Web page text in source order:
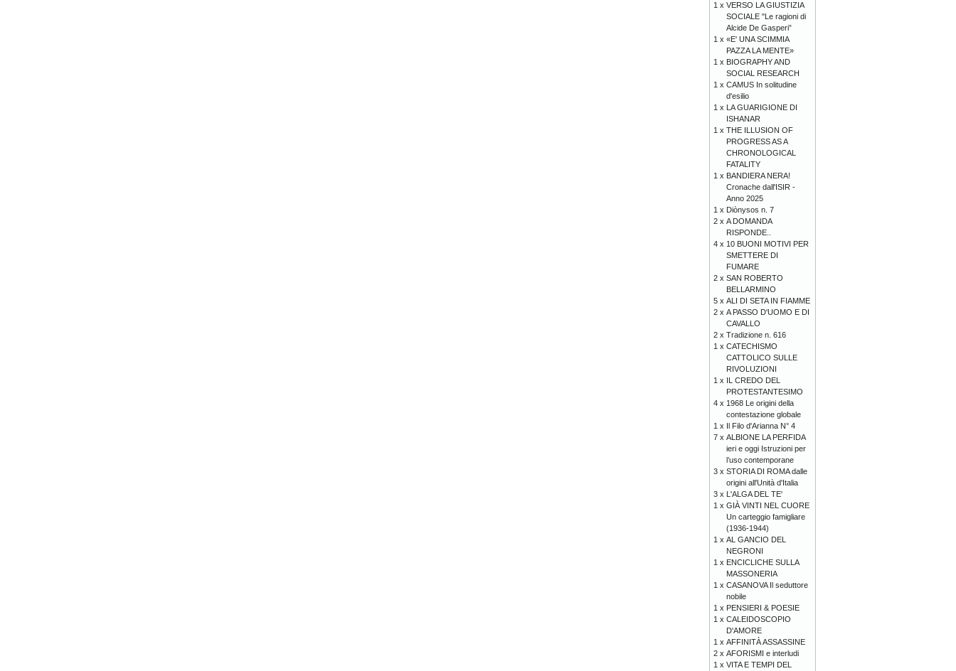
1 x VERSO LA GIUSTIZIA
SOCIALE "Le ragioni di
Alcide De Gasperi”
1 x «E' UNA SCIMMIA
PAZZA LA MENTE»
1 x BIOGRAPHY AND
SOCIAL RESEARCH
1 x CAMUS In solitudine
d'esilio
1 x LA GUARIGIONE DI
ISHANAR
1 x THE ILLUSION OF
PROGRESS AS A
CHRONOLOGICAL
FATALITY
1 x BANDIERA NERA!
Cronache dall'ISIR -
Anno 2025
1 x Diònysos n. 7
2 x A DOMANDA
RISPONDE..
4 x 10 BUONI MOTIVI PER
SMETTERE DI
FUMARE
2 x SAN ROBERTO
BELLARMINO
5 x ALI DI SETA IN FIAMME
2 x A PASSO D'UOMO E DI
CAVALLO
2 x Tradizione n. 616
1 x CATECHISMO
CATTOLICO SULLE
RIVOLUZIONI
1 x IL CREDO DEL
PROTESTANTESIMO
4 x 1968 Le origini della
contestazione globale
1 x Il Filo d'Arianna N° 4
7 x ALBIONE LA PERFIDA
ieri e oggi Istruzioni per
l’uso contemporane
3 x STORIA DI ROMA dalle
origini all'Unità d'Italia
3 x L'ALGA DEL TE'
1 x GIÀ VINTI NEL CUORE
Un carteggio famigliare
(1936-1944)
1 x AL GANCIO DEL
NEGRONI
1 x ENCICLICHE SULLA
MASSONERIA
1 x CASANOVA Il seduttore
nobile
1 x PENSIERI & POESIE
1 x CALEIDOSCOPIO
D'AMORE
1 x AFFINITÀ ASSASSINE
2 x AFORISMI e interludi
1 x VITA E TEMPI DEL